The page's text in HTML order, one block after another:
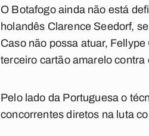
O Botafogo ainda não está
holandês Clarence Seedorf,
Caso não possa atuar,
terceiro cartão amarelo
Pelo lado da Portuguesa o
concorrentes diretos na luta